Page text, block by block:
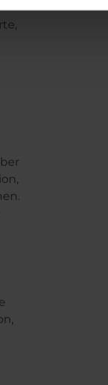
media features
and
collected from your